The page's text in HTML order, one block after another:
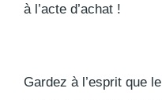
à l’acte d’achat !
Gardez à l’esprit que